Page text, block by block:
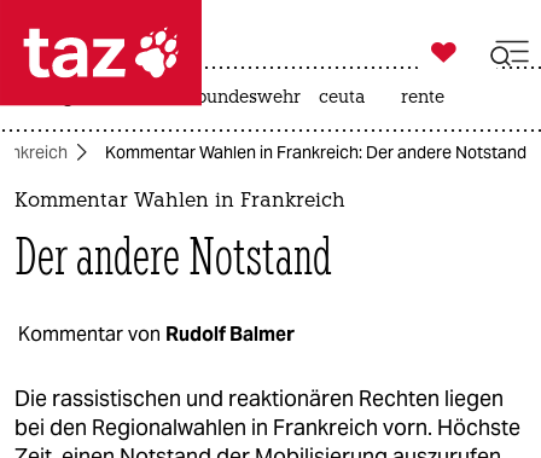
 taz zahl ich
taz zahl ich
politik
öko
gesellschaft
kultur

taz zahl ich
bundeswehr ceuta rente
Kommentar Wahlen in Frankreich: Der andere Notstand
Kommentar Wahlen in Frankreich
Der andere Notstand
Kommentar von Rudolf Balmer
Die rassistischen und reaktionären Rechten liegen
bei den Regionalwahlen in Frankreich vorn. Höchste